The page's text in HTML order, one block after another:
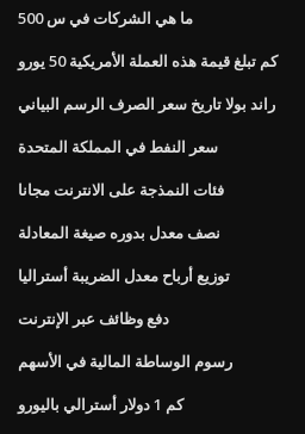
ما هي الشركات في س 500
كم تبلغ قيمة هذه العملة الأمريكية 50 يورو
راند بولا تاريخ سعر الصرف الرسم البياني
سعر النفط في المملكة المتحدة
فئات النمذجة على الانترنت مجانا
نصف معدل بدوره صيغة المعادلة
توزيع أرباح معدل الضريبة أستراليا
دفع وظائف عبر الإنترنت
رسوم الوساطة المالية في الأسهم
كم 1 دولار أسترالي باليورو